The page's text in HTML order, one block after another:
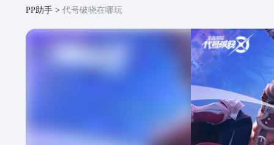
PP助手 代号破晓在哪玩